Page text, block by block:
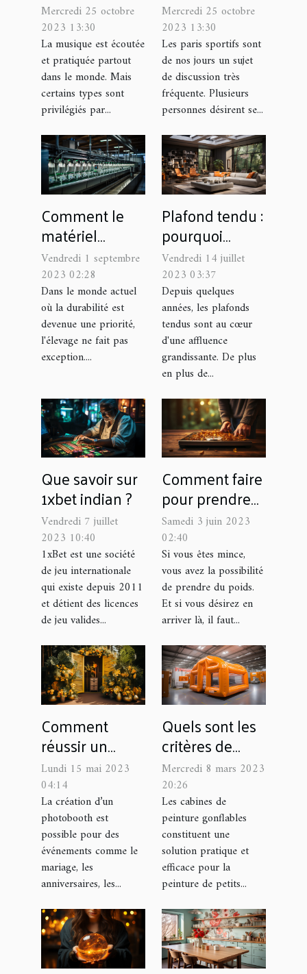
musique
classique ?
Mercredi 25 octobre
2023 13:30
La musique est écoutée
et pratiquée partout
dans le monde. Mais
certains types sont
privilégiés par...
sportifs ?
Mercredi 25 octobre
2023 13:30
Les paris sportifs sont
de nos jours un sujet
de discussion très
fréquente. Plusieurs
personnes désirent se...
Comment le
matériel
d'élevage aide
à la durabilité
Vendredi 1 septembre
2023 02:28
Dans le monde actuel
où la durabilité est
devenue une priorité,
l'élevage ne fait pas
exception....
Plafond tendu :
pourquoi
confier la pose
à un spécialiste
?
Vendredi 14 juillet
2023 03:37
Depuis quelques
années, les plafonds
tendus sont au cœur
d'une affluence
grandissante. De plus
en plus de...
Que savoir sur
1xbet indian ?
Vendredi 7 juillet
2023 10:40
1xBet est une société
de jeu internationale
qui existe depuis 2011
et détient des licences
de jeu valides...
Comment faire
pour prendre
du poids ?
Samedi 3 juin 2023
02:40
Si vous êtes mince,
vous avez la possibilité
de prendre du poids.
Et si vous désirez en
arriver là, il faut...
Comment
réussir un
photobooth
pour des
événements en
plein air ?
Lundi 15 mai 2023
04:14
La création d’un
photobooth est
possible pour des
événements comme le
mariage, les
anniversaires, les...
Quels sont les
critères de
choix d’une
cabine de
peinture
gonflable ?
Mercredi 8 mars 2023
20:26
Les cabines de
peinture gonflables
constituent une
solution pratique et
efficace pour la
peinture de petits...